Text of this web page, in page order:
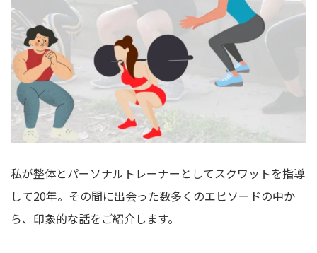
私が整体とパーソナルトレーナーとしてスクワットを指導
して20年。その間に出会った数多くのエピソードの中か
ら、印象的な話をご紹介します。